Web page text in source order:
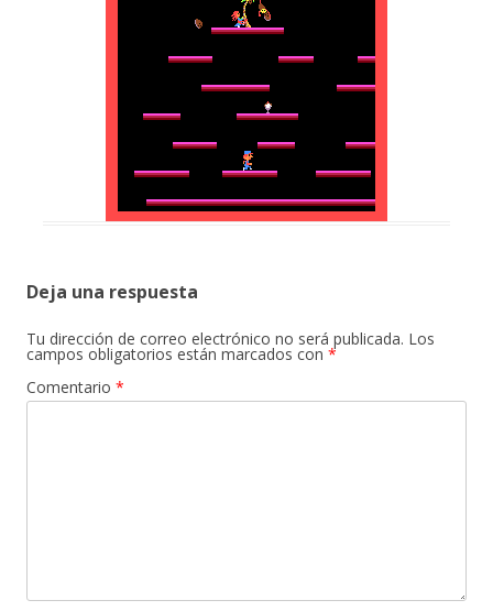
Deja una respuesta
Tu dirección de correo electrónico no será publicada. Los
campos obligatorios están marcados con *
Comentario *